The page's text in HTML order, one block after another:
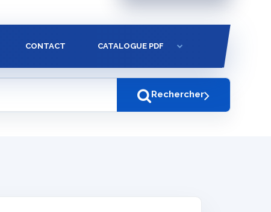
CONTACT CATALOGUE PDF
Rechercher